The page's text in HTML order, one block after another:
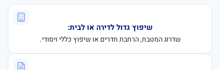
שיפוץ גדול לדירה או לבית:
שדרוג המטבח, הרחבת חדרים או שיפוץ כללי ויסודי.